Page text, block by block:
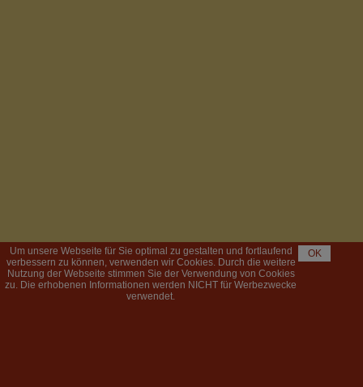
Um unsere Webseite für Sie optimal zu gestalten und fortlaufend
verbessern zu können, verwenden wir Cookies. Durch die weitere
Nutzung der Webseite stimmen Sie der Verwendung von Cookies
zu. Die erhobenen Informationen werden NICHT für Werbezwecke
verwendet.
OK